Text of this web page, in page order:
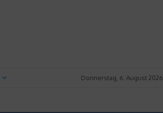
Donnerstag, 6. August 2026